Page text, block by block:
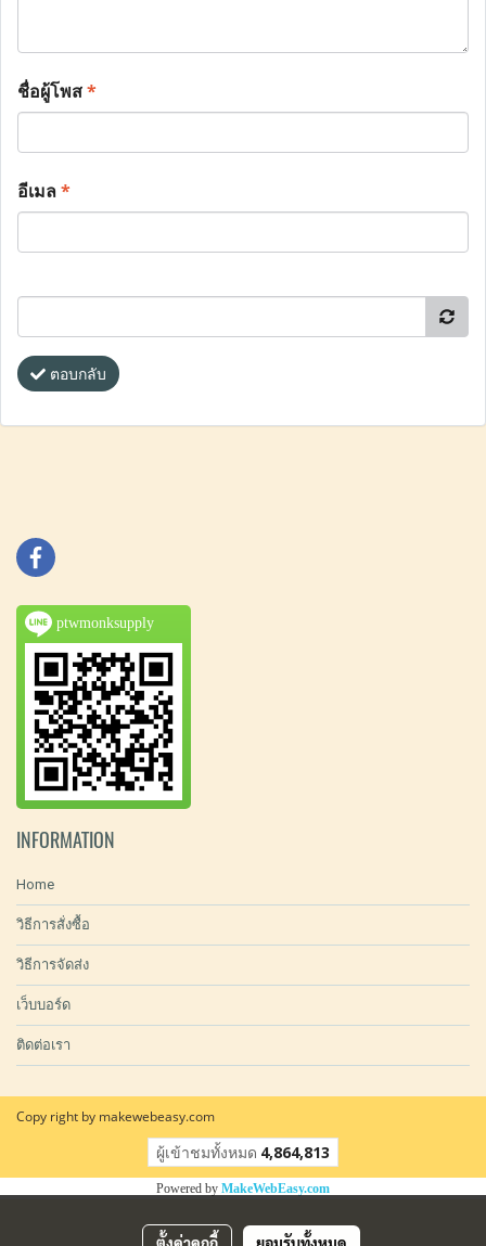
ชื่อผู้โพส*
อีเมล*
ตอบกลับ
ptwmonksupply
INFORMATION
Home
วิธีการสั่งซื้อ
วิธีการจัดส่ง
เว็บบอร์ด
ติดต่อเรา
Copy right by makewebeasy.com
ผู้เข้าชมทั้งหมด 4,864,813
Powered by MakeWebEasy.com